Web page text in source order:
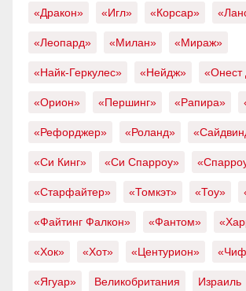
«Дракон» «Игл» «Корсар»
«Леопард» «Милан» «Мираж»
«Найк-Геркулес» «Нейдж» «Онест
«Орион» «Першинг» «Рапира»
«Рефорджер» «Роланд»
«Си Кинг» «Си Спарроу»
«Старфайтер» «Томкэт» «Тоу»
«Файтинг Фалкон» «Фантом»
«Хок» «Хот» «Центурион»
«Ягуар» Великобритания Израиль